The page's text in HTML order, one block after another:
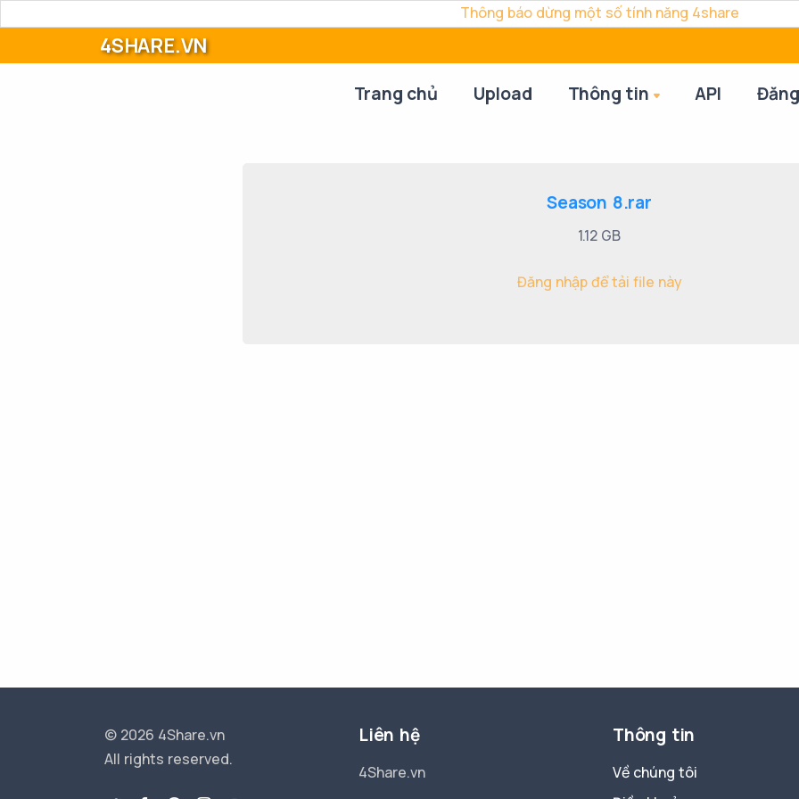
Thông báo dừng một số tính năng 4share
4SHARE.VN
Trang chủ Upload Thông tin API
Season 8.rar
1.12 GB
Đăng nhập để tải file này
© 2026 4Share.vn
All rights reserved.
Liên hệ
4Share.vn
Thông tin
Về chúng tôi